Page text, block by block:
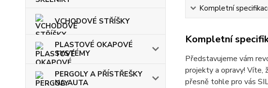
VCHODOVÉ STŘÍŠKY
PLASTOVÉ OKAPOVÉ
SYSTÉMY
PERGOLY A PŘÍSTŘEŠKY
NA AUTA
Kompletní
Kompletní
Představujeme vám
projekty a opravy! Víte,
přesně tohle pro vás